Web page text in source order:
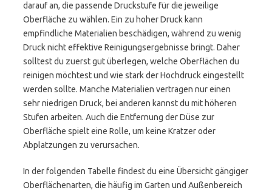
darauf an, die passende Druckstufe für die jeweilige
Oberfläche zu wählen. Ein zu hoher Druck kann
empfindliche Materialien beschädigen, während zu wenig
Druck nicht effektive Reinigungsergebnisse bringt. Daher
solltest du zuerst gut überlegen, welche Oberflächen du
reinigen möchtest und wie stark der Hochdruck eingestellt
werden sollte. Manche Materialien vertragen nur einen
sehr niedrigen Druck, bei anderen kannst du mit höheren
Stufen arbeiten. Auch die Entfernung der Düse zur
Oberfläche spielt eine Rolle, um keine Kratzer oder
Abplatzungen zu verursachen.
In der folgenden Tabelle findest du eine Übersicht gängiger
Oberflächenarten, die häufig im Garten und Außenbereich